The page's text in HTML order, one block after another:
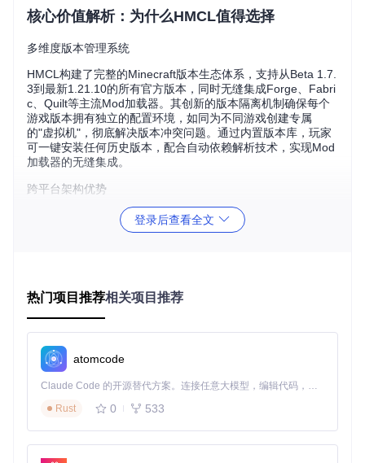
核心价值解析：为什么HMCL值得选择
多维度版本管理系统
HMCL构建了完整的Minecraft版本生态体系，支持从Beta 1.7.
3到最新1.21.10的所有官方版本，同时无缝集成Forge、Fabri
c、Quilt等主流Mod加载器。其创新的版本隔离机制确保每个
游戏版本拥有独立的配置环境，如同为不同游戏创建专属
的"虚拟机"，彻底解决版本冲突问题。通过内置版本库，玩家
可一键安装任何历史版本，配合自动依赖解析技术，实现Mod
加载器的无缝集成。
跨平台架构优势
作为真正意义上的全平台解决方案，HMCL在各类操作系统和
硬件架构上均表现出色：
✅️ macOS (x86-64/ARM64)：1.19+版本原生支持Apple Sili
con
✅️ Linux (x86-64/ARM64)：所有主流发行版完全兼容
👌 FreeBSD：1.13+版本基本可用
👌 Linux (RISC-V 64)：1.13~1.21.5版本实验性支持
编译，确保在从低端笔记本到高端游戏PC的各类设备上均能
登录后查看全文
热门项目推荐相关项目推荐
atomcode
Claude Code 的开源替代方案。连接任意大模型，编辑代码，运行命令，自动验证 — 全自动执行。用 Rust 构建，极致性能。 ｜ An open-source alternative to Claude Code. Connect any LLM, edit code, run commands, and verify changes — autonomously. Built in Rust for speed. Get Started
Rust
0 533